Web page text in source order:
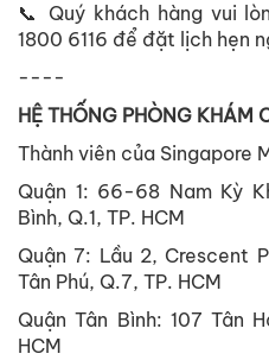
📞 Quý khách hàng vui
1800 6116 để đặt lịch hẹn
----
HỆ THỐNG PHÒNG KHÁM
Thành viên của Singapore
Quận 1: 66-68 Nam Kỳ
Bình, Q.1, TP. HCM
Quận 7: Lầu 2, Crescent
Tân Phú, Q.7, TP. HCM
Quận Tân Bình: 107 Tân
HCM